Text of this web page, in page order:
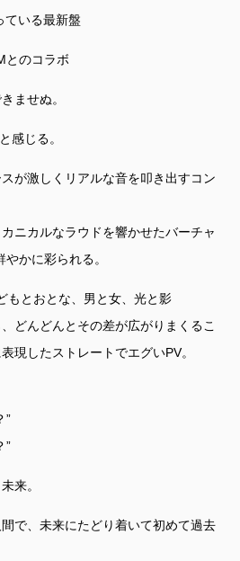
いる最新盤
とのコラボ
ませぬ。
感じる。
が激しくリアルな音を叩き出すコン
ニカルなラウドを響かせたバーチャ
かに彩られる。
もとおとな、男と女、光と影
どんどんとその差が広がりまくるこ
現したストレートでエグいPV。
”
”
来。
で、未来にたどり着いて初めて過去